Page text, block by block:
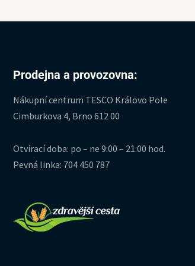
Prodejna a provozovna:
Nákupní centrum TESCO Královo Pole
Cimburkova 4, Brno 612 00
Otvírací doba: po – ne 9:00 – 21:00 hod.
Pevná linka: 704 450 787